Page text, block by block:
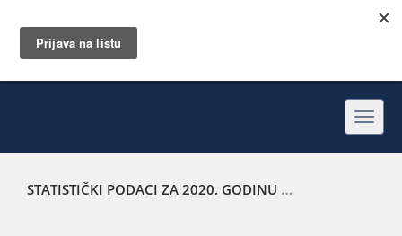
STATISTIČKI PODACI ZA 2020. GODINU